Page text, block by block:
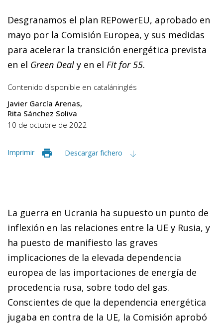
Desgranamos el plan REPowerEU, aprobado en
mayo por la Comisión Europea, y sus medidas
para acelerar la transición energética prevista
en el Green Deal y en el Fit for 55.
Contenido disponible en cataláninglés
Javier García Arenas
Rita Sánchez Soliva
10 de octubre de 2022
Imprimir Descargar fichero
La guerra en Ucrania ha supuesto un punto de
inflexión en las relaciones entre la UE y Rusia, y
ha puesto de manifiesto las graves
implicaciones de la elevada dependencia
europea de las importaciones de energía de
procedencia rusa, sobre todo del gas.
Conscientes de que la dependencia energética
jugaba en contra de la UE, la Comisión aprobó